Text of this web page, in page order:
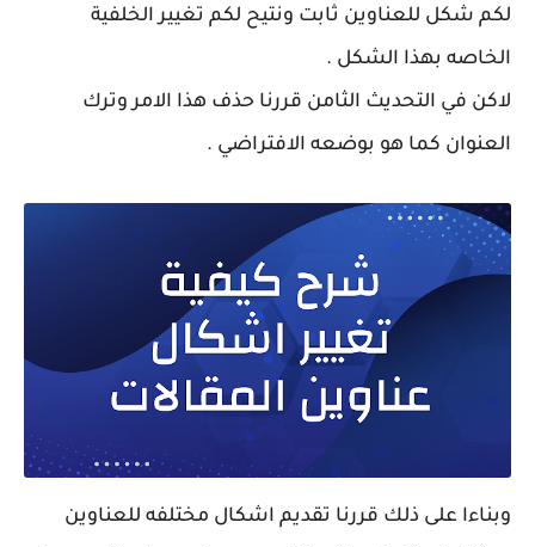
لكم شكل للعناوين ثابت ونتيح لكم تغيير الخلفية
الخاصه بهذا الشكل .
لاكن في التحديث الثامن قررنا حذف هذا الامر وترك
العنوان كما هو بوضعه الافتراضي .
وبناءا على ذلك قررنا تقديم اشكال مختلفه للعناوين